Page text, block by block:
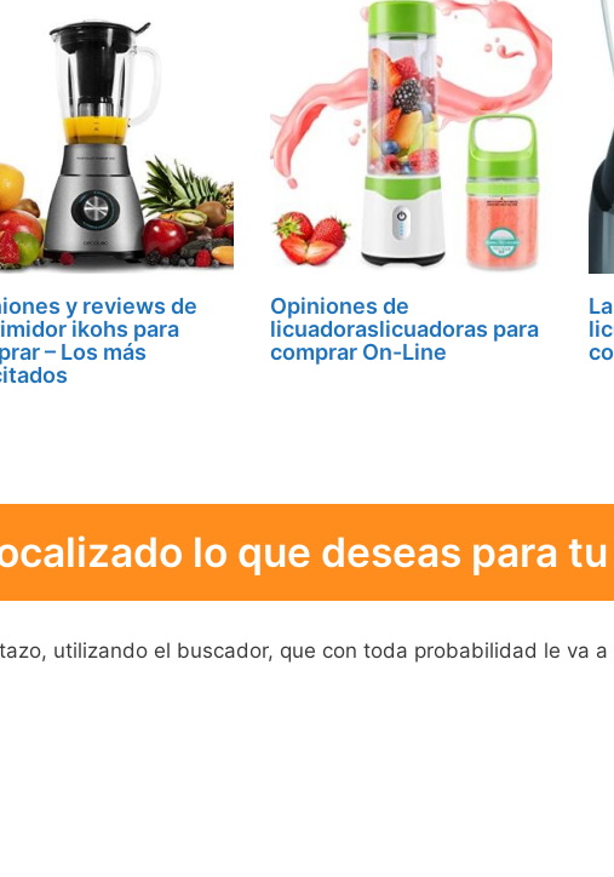
y reviews de
ikohs para
– Los más
Opiniones de
licuadoraslicuadoras para
comprar On-Line
lo que deseas para
utilizando el buscador, que con toda probabilidad le va